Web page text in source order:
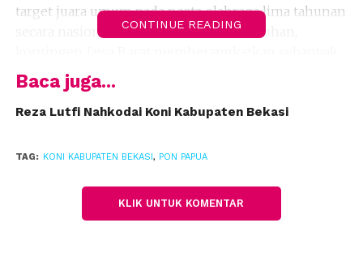
target juara umum pada pesta olahraga lima tahunan
secara nasional tersebut. Secara keseluruhan,
770 atlet untuk 37 cabang olahraga.
Ketua Umum KONI Jabar, Ahmad Saefudin
pertandingan, strategi pemenangan, sampai
kepulangan kontingen.
CONTINUE READING
Baca juga...
Reza Lutfi Nahkodai Koni Kabupaten Bekasi
TAG: KONI KABUPATEN BEKASI, PON PAPUA
KLIK UNTUK KOMENTAR